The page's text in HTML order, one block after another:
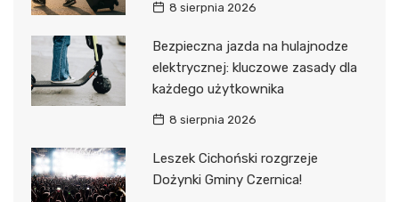
8 sierpnia 2026
Bezpieczna jazda na hulajnodze
elektrycznej: kluczowe zasady dla
każdego użytkownika
8 sierpnia 2026
Leszek Cichoński rozgrzeje
Dożynki Gminy Czernica!